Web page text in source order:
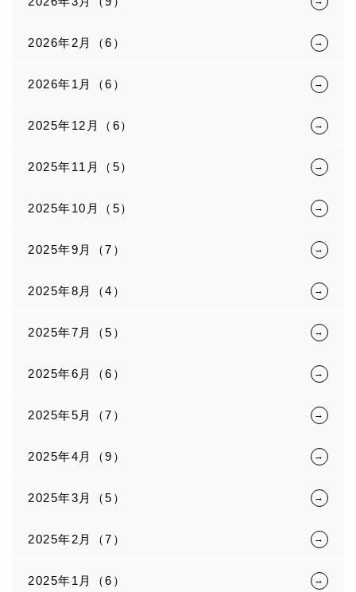
2026年2月（6）
2026年1月（6）
2025年12月（6）
2025年11月（5）
2025年10月（5）
2025年9月（7）
2025年8月（4）
2025年7月（5）
2025年6月（6）
2025年5月（7）
2025年4月（9）
2025年3月（5）
2025年2月（7）
2025年1月（6）